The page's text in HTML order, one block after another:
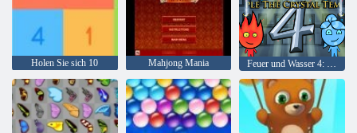
Holen Sie sich 10 Mahjong Mania Feuer und Wasser 4: Kristalltempel